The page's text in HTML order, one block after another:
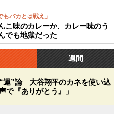
バカとは戦え」
こ味のカレーか、カレー味のう
でも地獄だった
週間
運”論 大谷翔平のカネを使い込
で『ありがとう』」